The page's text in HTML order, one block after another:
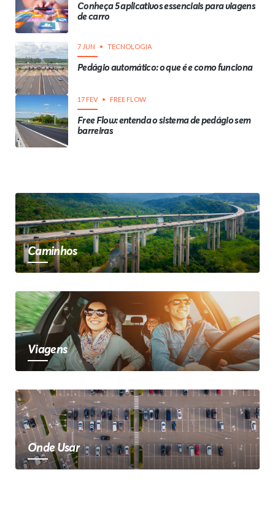
Conheça 5 aplicativos essenciais para viagens
de carro
7 JUN TECNOLOGIA
Pedágio automático: o que é e como funciona
17 FEV FREE FLOW
Free Flow: entenda o sistema de pedágio sem
barreiras
Caminhos
Viagens
Onde Usar